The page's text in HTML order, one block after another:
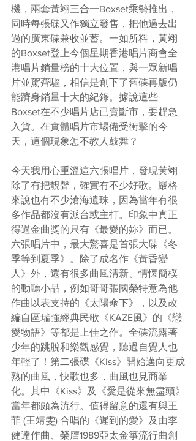
機，兩套黃翊三合一Boxset乘勢推出，
同時每張碟又作獨立發售，把他過去出
過的廣東碟兼收並蓄。一如所料，黃翊
的Boxset登上今個星期香港唱片商會全
港唱片銷量榜的十大位置，與一眾新唱
片並駕齊驅，相信是創下了舊碟再版仍
能躋身銷量十大的紀錄。據說這些
Boxset在不少唱片店已賣斷市，要趕急
入貨。在實體唱片市場備受衝擊的今
天，這個現象怎不教人鼓舞？
今天我用心重溫這六張唱片，發現黃翊
除了有把靚聲，確實有不少好歌。嚴格
來說也有不少滄海遺珠，因為當年有很
多作品都沒有派台或主打。印象中真正
得過金曲獎的只有《最愛的妳》而已。
六張唱片中，最大驚喜是首張大碟《冬
季等到夏季》。除了成名作《黃昏變
人》外，還有很多曲風清新、情懷簡樸
的動聽小品，例如哥哥張國榮特意為他
作曲以表支持的《太陽傘下》，以及改
編自區瑞強經典民歌《KAZE風》的《戀
愛物語》等都是上佳之作。全碟流露著
少年的跳脫和樂觀感覺，聽過自覺人也
年輕了！第二張碟《Kiss》開始邁向更成
熟的曲風，快歌也多，曲風也見商業
化。其中《Kiss》及《愛是從來無盡頭》
當年都頗為流行。值得留意的還有與王
菲 (王靖雯) 合唱的《遲到的愛》及由李
健達作曲、榮膺1989亞太金箏流行曲創